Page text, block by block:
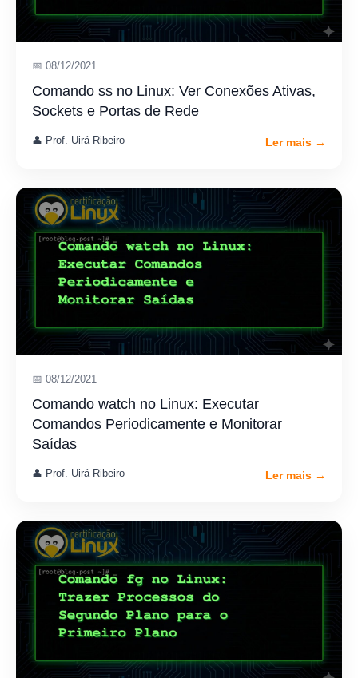
📅 08/12/2021
Comando ss no Linux: Ver Conexões Ativas,
Sockets e Portas de Rede
👤 Prof. Uirá Ribeiro Ler mais →
📅 08/12/2021
Comando watch no Linux: Executar
Comandos Periodicamente e Monitorar
Saídas
👤 Prof. Uirá Ribeiro Ler mais →